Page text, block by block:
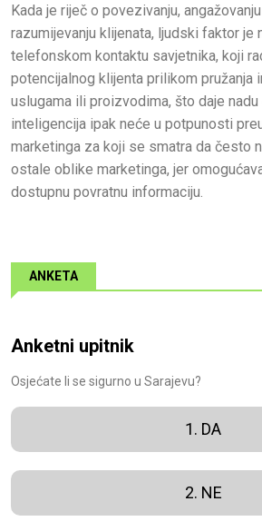
Kada je riječ o povezivanju,
razumijevanju klijenata, ljudski faktor je
telefonskom kontaktu savjetnika, koji
potencijalnog klijenta prilikom pružanja
uslugama ili proizvodima, što daje nadu
inteligencija ipak neće u potpunosti
marketinga za koji se smatra da često
ostale oblike marketinga, jer
dostupnu povratnu informaciju.
ANKETA
Anketni upitnik
Osjećate li se sigurno u Sarajevu?
1. DA
2. NE